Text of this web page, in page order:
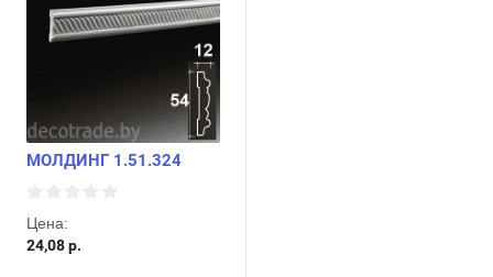
МОЛДИНГ 1.51.324
Цена:
24,08р.